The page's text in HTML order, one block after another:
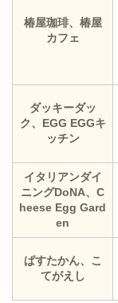
椿屋珈琲、椿屋
カフェ
ダッキーダッ
ク、EGG EGGキ
ッチン
イタリアンダイ
ニングDoNA、C
heese Egg Gard
en
ぱすたかん、こ
てがえし